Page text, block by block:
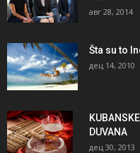
авг 28, 2014
Šta su to
дец 14, 2010
DUVANA
дец 30, 2013